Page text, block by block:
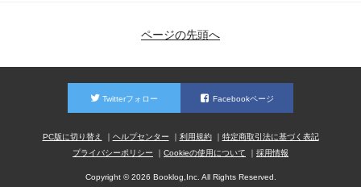
ページの先頭へ
Twitterフォロー Facebookページ
PC版に切り替え ヘルプセンター 利用規約
特定商取引法に基づく表記
プライバシーポリシー
Cookieの使用について 採用情報
Copyright © 2026 Booklog,Inc. All Rights Reserved.